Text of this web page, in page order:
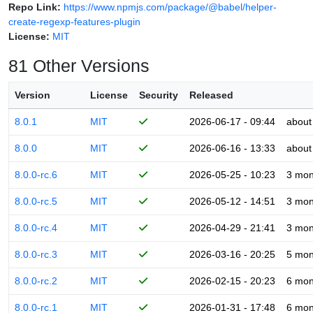
Repo Link: https://www.npmjs.com/package/@babel/helper-
create-regexp-features-plugin
License: MIT
81 Other Versions
Version License Security Released
8.0.1 MIT 2026-06-17 - 09:44
8.0.0 MIT 2026-06-16 - 13:33
8.0.0-rc.6 MIT 2026-05-25 - 10:23 3
8.0.0-rc.5 MIT 2026-05-12 - 14:51 3
8.0.0-rc.4 MIT 2026-04-29 - 21:41 3
8.0.0-rc.3 MIT 2026-03-16 - 20:25 5
8.0.0-rc.2 MIT 2026-02-15 - 20:23 6
8.0.0-rc.1 MIT 2026-01-31 - 17:48 6